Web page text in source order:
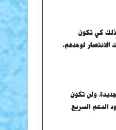
ذلك كي تكون
الانتصار لوحدهم.
ولن تكون
الدعم السريع